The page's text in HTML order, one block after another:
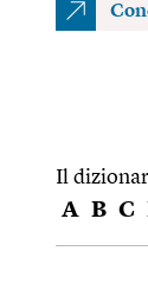
Il
A B C